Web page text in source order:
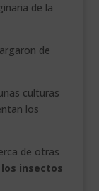
de la
de
culturas
los
de otras
insectos